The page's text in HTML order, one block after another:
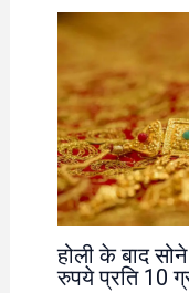
होली के बाद
रुपये प्रति 10